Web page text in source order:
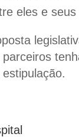
eles e seus